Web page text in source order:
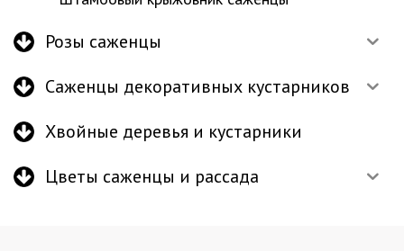
Розы саженцы
Саженцы декоративных кустарников
Хвойные деревья и кустарники
Цветы саженцы и рассада